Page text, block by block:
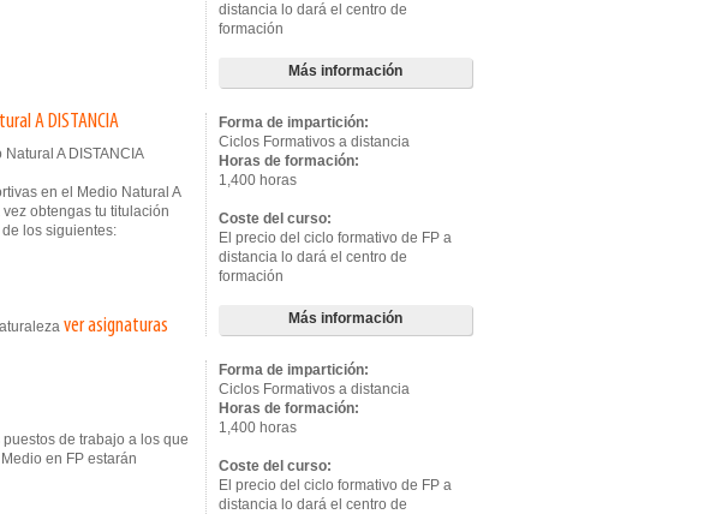
distancia lo dará el centro de
formación
Más información
A DISTANCIA
en el Medio Natural A
obtengas tu titulación
los siguientes:
ver asignaturas
Forma de impartición:
Ciclos Formativos a distancia
Horas de formación:
1,400 horas
Coste del curso:
El precio del ciclo formativo de FP a
distancia lo dará el centro de
formación
Más información
puestos de trabajo a los que
en FP estarán
Forma de impartición:
Ciclos Formativos a distancia
Horas de formación:
1,400 horas
Coste del curso:
El precio del ciclo formativo de FP a
distancia lo dará el centro de